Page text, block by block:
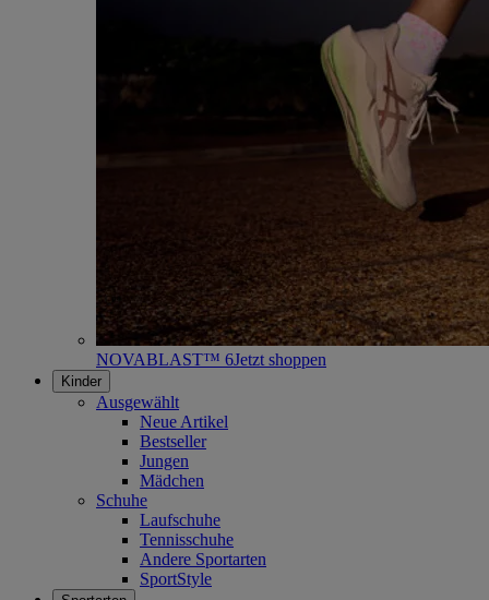
NOVABLAST™ 6Jetzt shoppen
Kinder
Ausgewählt
Neue Artikel
Bestseller
Jungen
Mädchen
Schuhe
Laufschuhe
Tennisschuhe
Andere Sportarten
SportStyle